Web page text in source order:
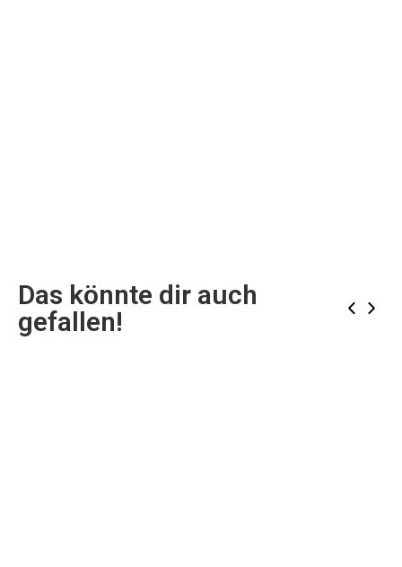
Das könnte dir auch
gefallen!
‹ ›